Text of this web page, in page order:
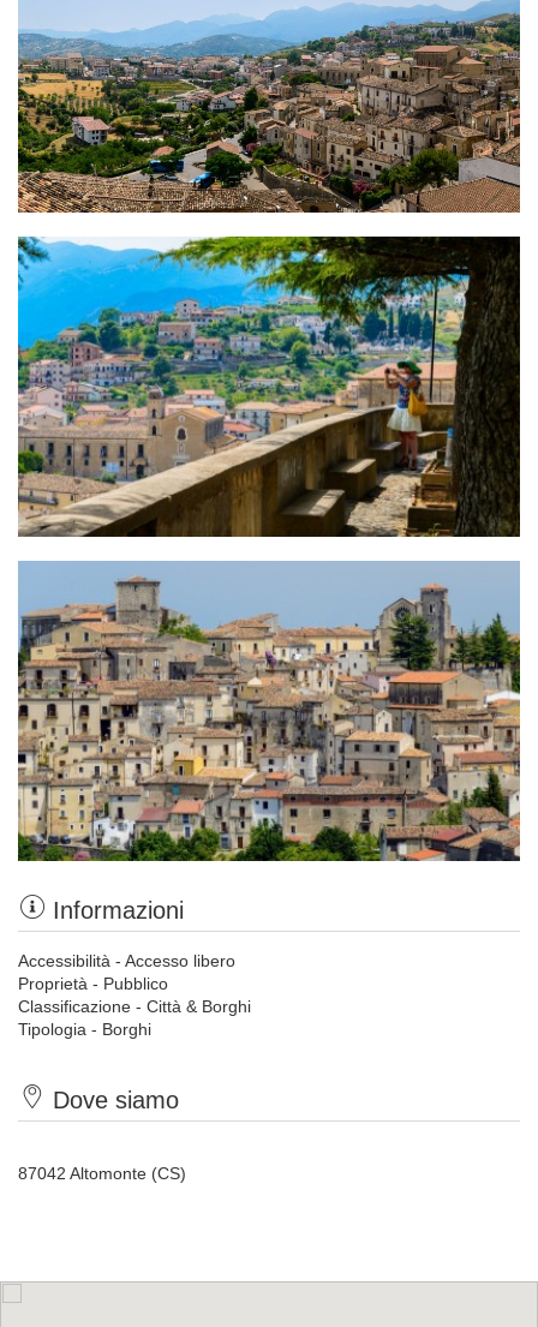
Informazioni
Accessibilità - Accesso libero
Proprietà - Pubblico
Classificazione - Città & Borghi
Tipologia - Borghi
Dove siamo
87042 Altomonte (CS)